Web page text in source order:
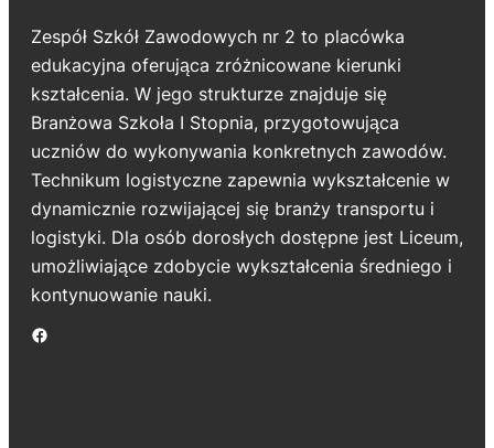
Zespół Szkół Zawodowych nr 2 to placówka
edukacyjna oferująca zróżnicowane kierunki
kształcenia. W jego strukturze znajduje się
Branżowa Szkoła I Stopnia, przygotowująca
uczniów do wykonywania konkretnych zawodów.
Technikum logistyczne zapewnia wykształcenie w
dynamicznie rozwijającej się branży transportu i
logistyki. Dla osób dorosłych dostępne jest Liceum,
umożliwiające zdobycie wykształcenia średniego i
kontynuowanie nauki.